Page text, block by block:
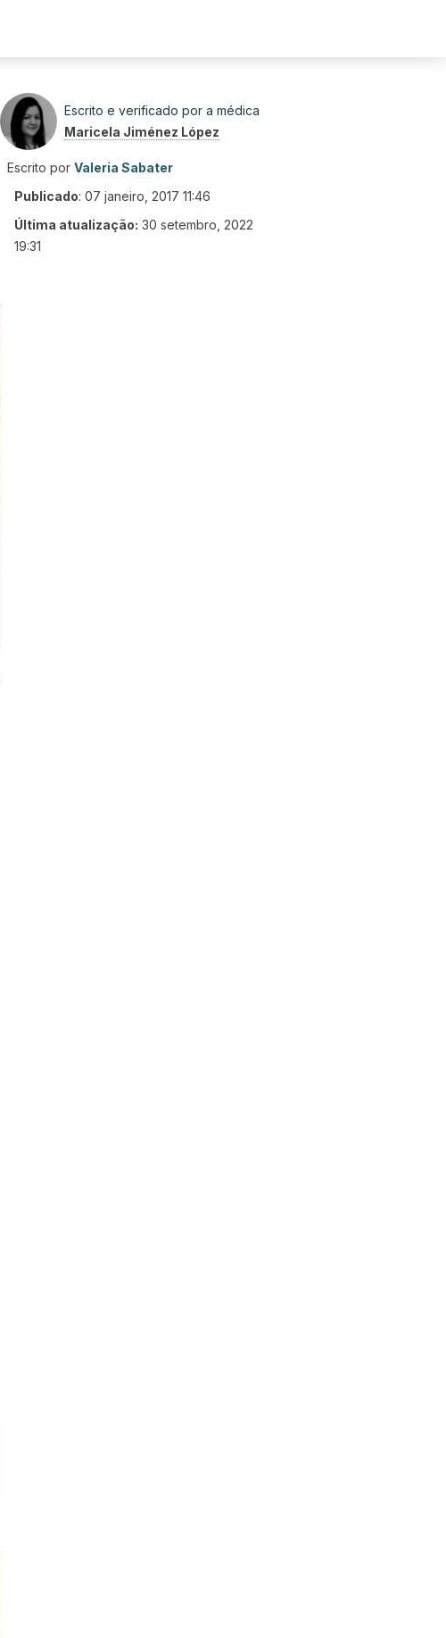
Escrito e verificado por a médica
Maricela Jiménez López
Escrito por Valeria Sabater
Publicado: 07 janeiro, 2017 11:46
Última atualização: 30 setembro, 2022
19:31